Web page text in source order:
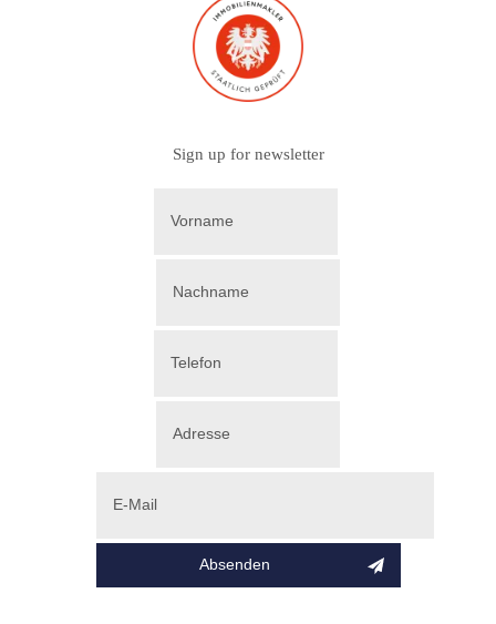
Sign up for newsletter